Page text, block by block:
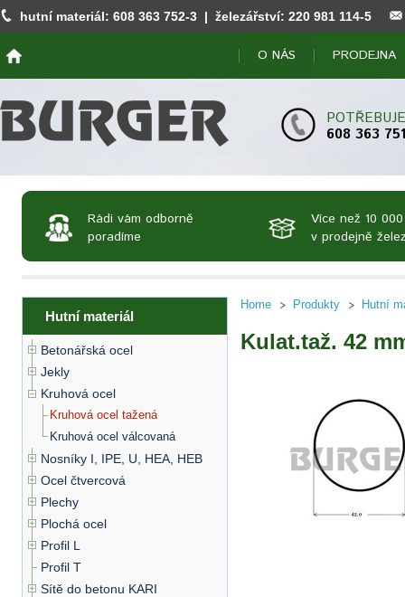
hutní materiál: 608 363 752-3 | železářství: 220 981 114-5
O NÁS PRODEJNA
608 363 751
Rádi vám odborně
poradíme
Více než 10
v prodejně
Hutní materiál
Betonářská ocel
Jekly
Kruhová ocel
Kruhová ocel tažená
Kruhová ocel válcovaná
Nosníky I, IPE, U, HEA, HEB
Ocel čtvercová
Plechy
Plochá ocel
Profil L
Profil T
Sítě do betonu KARI
Home Produkty Hutní
Kulat.taž. 42